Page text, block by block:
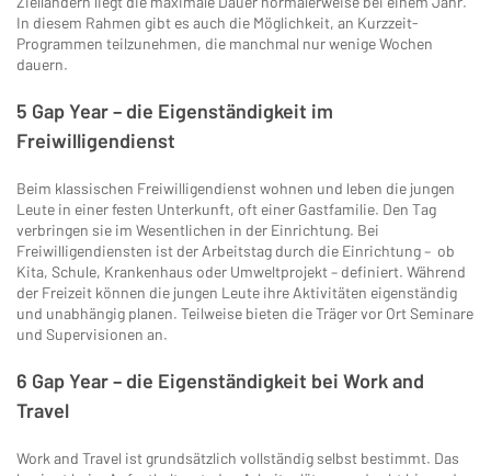
In diesem Rahmen gibt es auch die Möglichkeit, an Kurzzeit-
Programmen teilzunehmen, die manchmal nur wenige Wochen
dauern.
5 Gap Year – die Eigenständigkeit im
Freiwilligendienst
Beim klassischen Freiwilligendienst wohnen und leben die jungen
Leute in einer festen Unterkunft, oft einer Gastfamilie. Den Tag
verbringen sie im Wesentlichen in der Einrichtung. Bei
Freiwilligendiensten ist der Arbeitstag durch die Einrichtung – ob
Kita, Schule, Krankenhaus oder Umweltprojekt – definiert. Während
der Freizeit können die jungen Leute ihre Aktivitäten eigenständig
und unabhängig planen. Teilweise bieten die Träger vor Ort Seminare
und Supervisionen an.
6 Gap Year – die Eigenständigkeit bei Work and
Travel
Work and Travel ist grundsätzlich vollständig selbst bestimmt. Das